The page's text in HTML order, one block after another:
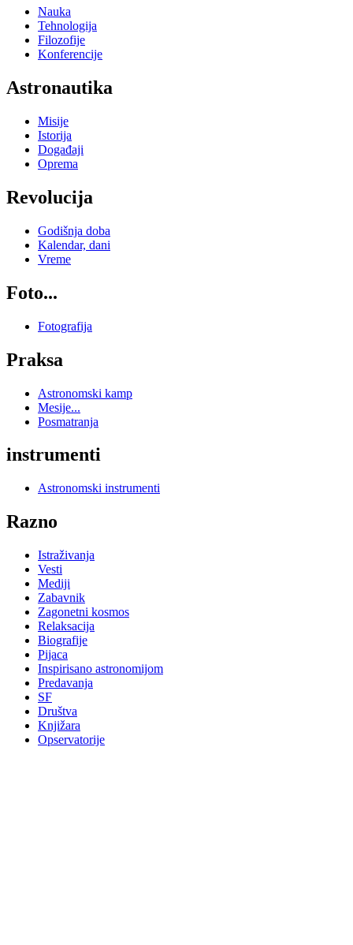
Nauka
Tehnologija
Filozofije
Konferencije
Astronautika
Misije
Istorija
Događaji
Oprema
Revolucija
Godišnja doba
Kalendar, dani
Vreme
Foto...
Fotografija
Praksa
Astronomski kamp
Mesije...
Posmatranja
instrumenti
Astronomski instrumenti
Razno
Istraživanja
Vesti
Mediji
Zabavnik
Zagonetni kosmos
Relaksacija
Biografije
Pijaca
Inspirisano astronomijom
Predavanja
SF
Društva
Knjižara
Opservatorije